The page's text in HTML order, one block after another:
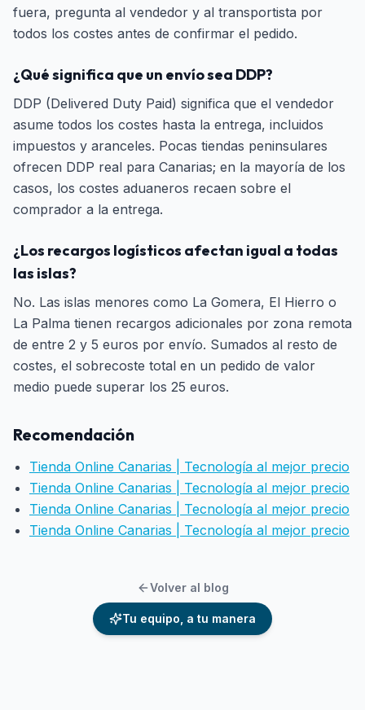
fuera, pregunta al vendedor y al transportista por
todos los costes antes de confirmar el pedido.
¿Qué significa que un envío sea DDP?
DDP (Delivered Duty Paid) significa que el vendedor
asume todos los costes hasta la entrega, incluidos
impuestos y aranceles. Pocas tiendas peninsulares
ofrecen DDP real para Canarias; en la mayoría de los
casos, los costes aduaneros recaen sobre el
comprador a la entrega.
¿Los recargos logísticos afectan igual a todas
las islas?
No. Las islas menores como La Gomera, El Hierro o
La Palma tienen recargos adicionales por zona remota
de entre 2 y 5 euros por envío. Sumados al resto de
costes, el sobrecoste total en un pedido de valor
medio puede superar los 25 euros.
Recomendación
Tienda Online Canarias | Tecnología al mejor precio
Tienda Online Canarias | Tecnología al mejor precio
Tienda Online Canarias | Tecnología al mejor precio
Tienda Online Canarias | Tecnología al mejor precio
Volver al blog
Tu equipo, a tu manera